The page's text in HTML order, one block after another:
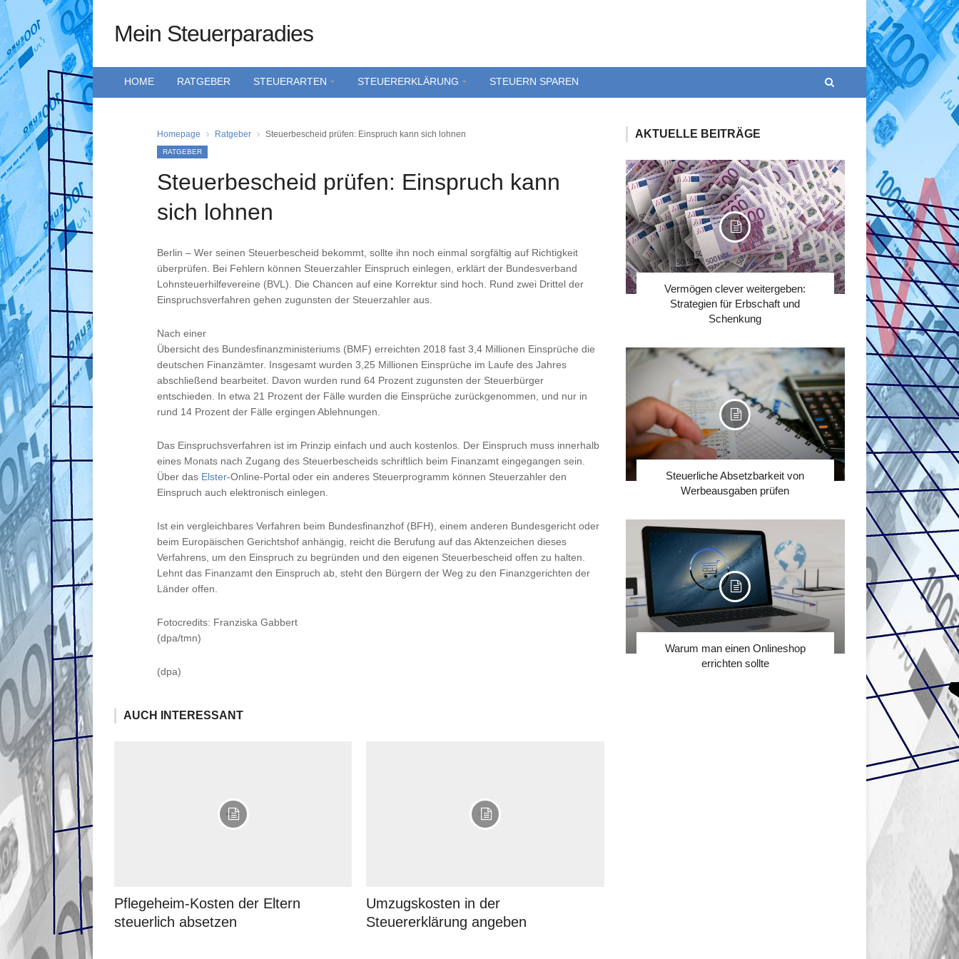
Mein Steuerparadies
HOME RATGEBER STEUERARTEN STEUERERKLÄRUNG STEUERN SPAREN
Homepage Ratgeber Steuerbescheid prüfen: Einspruch kann sich lohnen
RATGEBER
Steuerbescheid prüfen: Einspruch kann
sich lohnen
Berlin – Wer seinen Steuerbescheid bekommt, sollte ihn noch einmal sorgfältig auf Richtigkeit
überprüfen. Bei Fehlern können Steuerzahler Einspruch einlegen, erklärt der Bundesverband
Lohnsteuerhilfevereine (BVL). Die Chancen auf eine Korrektur sind hoch. Rund zwei Drittel der
Einspruchsverfahren gehen zugunsten der Steuerzahler aus.
Nach einer
Übersicht des Bundesfinanzministeriums (BMF) erreichten 2018 fast 3,4 Millionen Einsprüche die
deutschen Finanzämter. Insgesamt wurden 3,25 Millionen Einsprüche im Laufe des Jahres
abschließend bearbeitet. Davon wurden rund 64 Prozent zugunsten der Steuerbürger
entschieden. In etwa 21 Prozent der Fälle wurden die Einsprüche zurückgenommen, und nur in
rund 14 Prozent der Fälle ergingen Ablehnungen.
Das Einspruchsverfahren ist im Prinzip einfach und auch kostenlos. Der Einspruch muss innerhalb
eines Monats nach Zugang des Steuerbescheids schriftlich beim Finanzamt eingegangen sein.
Über das Elster-Online-Portal oder ein anderes Steuerprogramm können Steuerzahler den
Einspruch auch elektronisch einlegen.
Ist ein vergleichbares Verfahren beim Bundesfinanzhof (BFH), einem anderen Bundesgericht oder
beim Europäischen Gerichtshof anhängig, reicht die Berufung auf das Aktenzeichen dieses
Verfahrens, um den Einspruch zu begründen und den eigenen Steuerbescheid offen zu halten.
Lehnt das Finanzamt den Einspruch ab, steht den Bürgern der Weg zu den Finanzgerichten der
Länder offen.
Fotocredits: Franziska Gabbert
(dpa/tmn)
(dpa)
AUCH INTERESSANT
Pflegeheim-Kosten der Eltern
steuerlich absetzen
Umzugskosten in der
Steuererklärung angeben
AKTUELLE BEITRÄGE
Vermögen clever weitergeben:
Strategien für Erbschaft und
Schenkung
Steuerliche Absetzbarkeit von
Werbeausgaben prüfen
Warum man einen Onlineshop
errichten sollte